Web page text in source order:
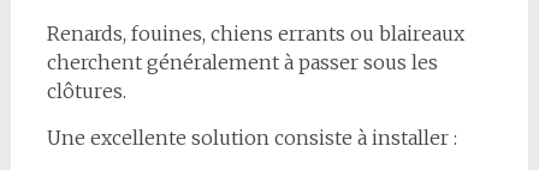
Renards, fouines, chiens errants ou blaireaux
cherchent généralement à passer sous les
clôtures.
Une excellente solution consiste à installer :